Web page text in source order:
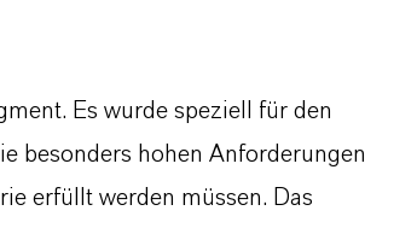
Es wurde speziell für den
besonders hohen Anforderungen
erfüllt werden müssen. Das